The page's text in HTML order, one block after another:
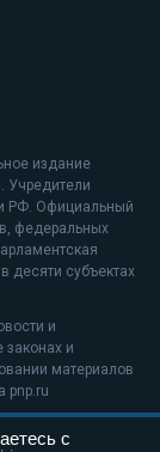
издание
Учредители
РФ. Официальный
федеральных
десяти субъектах
и
и
материалов
pnp.ru
с